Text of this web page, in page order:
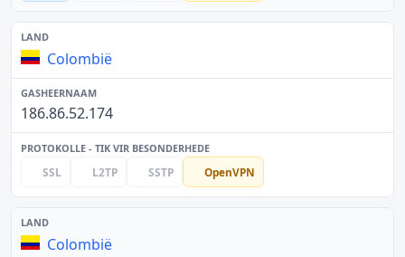
Colombië
186.86.52.174
SSL L2TP SSTP OpenVPN
Colombië